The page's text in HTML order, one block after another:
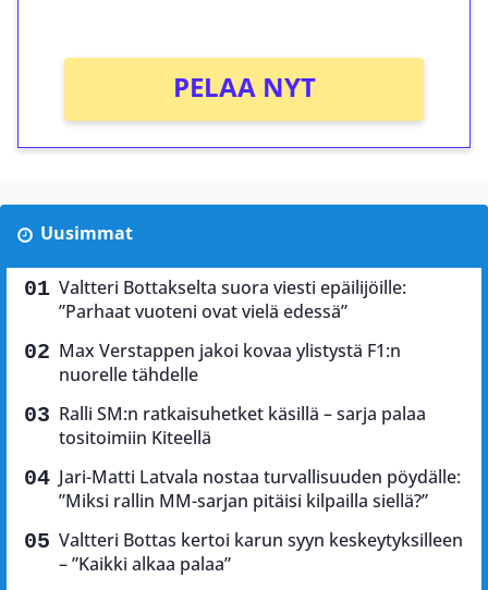
PELAA NYT
Uusimmat
Valtteri Bottakselta suora viesti epäilijöille:
”Parhaat vuoteni ovat vielä edessä”
Max Verstappen jakoi kovaa ylistystä F1:n
nuorelle tähdelle
Ralli SM:n ratkaisuhetket käsillä – sarja palaa
tositoimiin Kiteellä
Jari-Matti Latvala nostaa turvallisuuden pöydälle:
”Miksi rallin MM-sarjan pitäisi kilpailla siellä?”
Valtteri Bottas kertoi karun syyn keskeytyksilleen
– ”Kaikki alkaa palaa”